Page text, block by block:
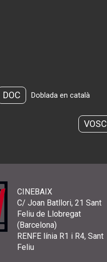
DOC Doblada en català
VOSC
CINEBAIX
C/ Joan Batllori, 21 Sant
Feliu de Llobregat
(Barcelona)
RENFE línia R1 i R4, Sant
Feliu